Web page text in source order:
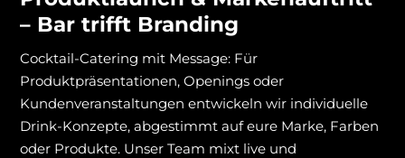
– Bar trifft Branding
Cocktail-Catering mit Message: Für
Produktpräsentationen, Openings oder
Kundenveranstaltungen entwickeln wir individuelle
Drink-Konzepte, abgestimmt auf eure Marke, Farben
oder Produkte. Unser Team mixt live und